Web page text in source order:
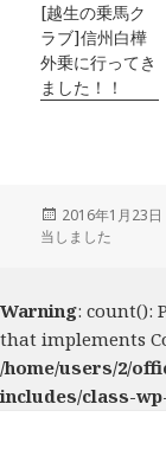
[越生の乗馬ク
ラブ]信州白樺
外乗に行ってき
ました！！
投
稿
2016年1月23日
当しました
Warning: count():
that implements
/home/users/2/
includes/class-